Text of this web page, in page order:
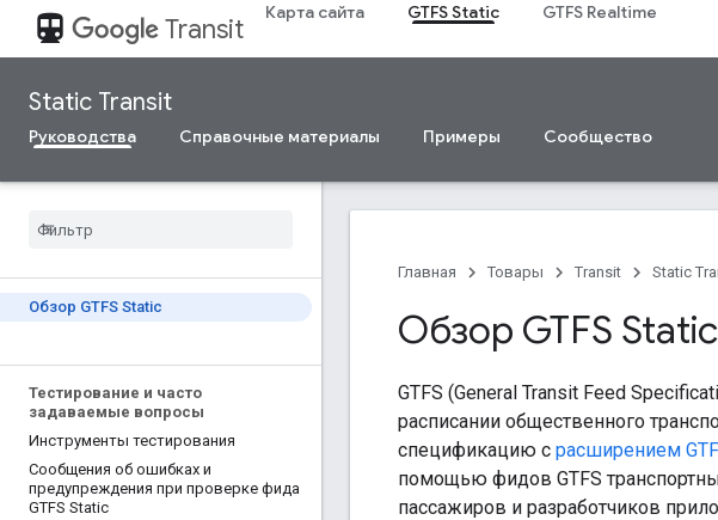
directions_transit Transit
Карта сайта GTFS Static GTFS Realtime
Static Transit
Руководства Справочные материалы Примеры Сообщество
Обзор GTFS Static
Тестирование и часто
задаваемые вопросы
Инструменты тестирования
Сообщения об ошибках и
предупреждения при проверке фида
GTFS Static
Главная Товары Transit Static
Обзор GTFS Static
GTFS (General Transit Feed
расписании общественного
спецификацию с расширением
помощью фидов GTFS
пассажиров и разработчиков